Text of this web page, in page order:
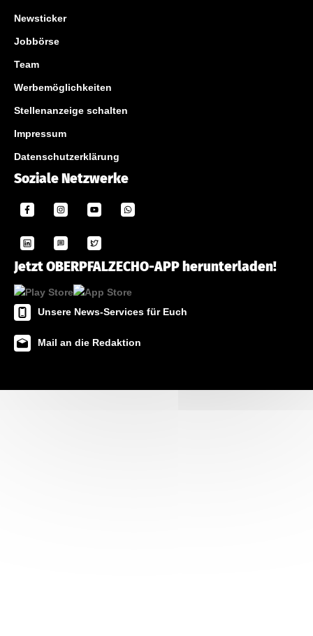
Newsticker
Jobbörse
Team
Werbemöglichkeiten
Stellenanzeige schalten
Impressum
Datenschutzerklärung
Soziale Netzwerke
Jetzt OBERPFALZECHO-APP herunterladen!
Unsere News-Services für Euch
Mail an die Redaktion